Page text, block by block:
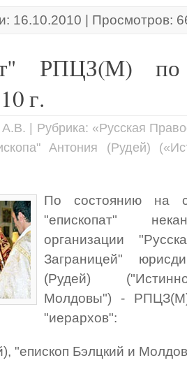
16.10.2010 | Просмотров:
РПЦЗ(М)
г.
| Рубрика: «Русская
Антония (Рудей)
По состоянию на
"епископат"
организации
Заграницей"
(Рудей)
Молдовы") -
"иерархов":
"епископ Бэлцкий и